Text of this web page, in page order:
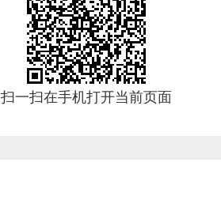
扫一扫在手机打开当前页面